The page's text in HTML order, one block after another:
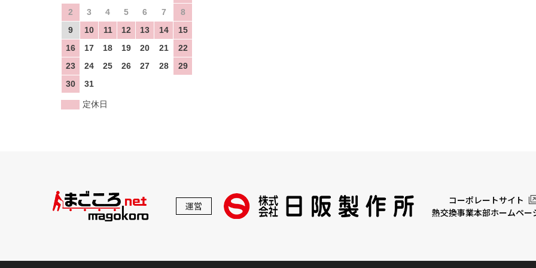
2 3 4 5 6 7
8
9
10 11 12 13 14
15
16
17 18 19 20 21
22
23
24 25 26 27 28
29
30
31
定休日
運営
コーポレートサイト
熱交換事業本部ホームペー